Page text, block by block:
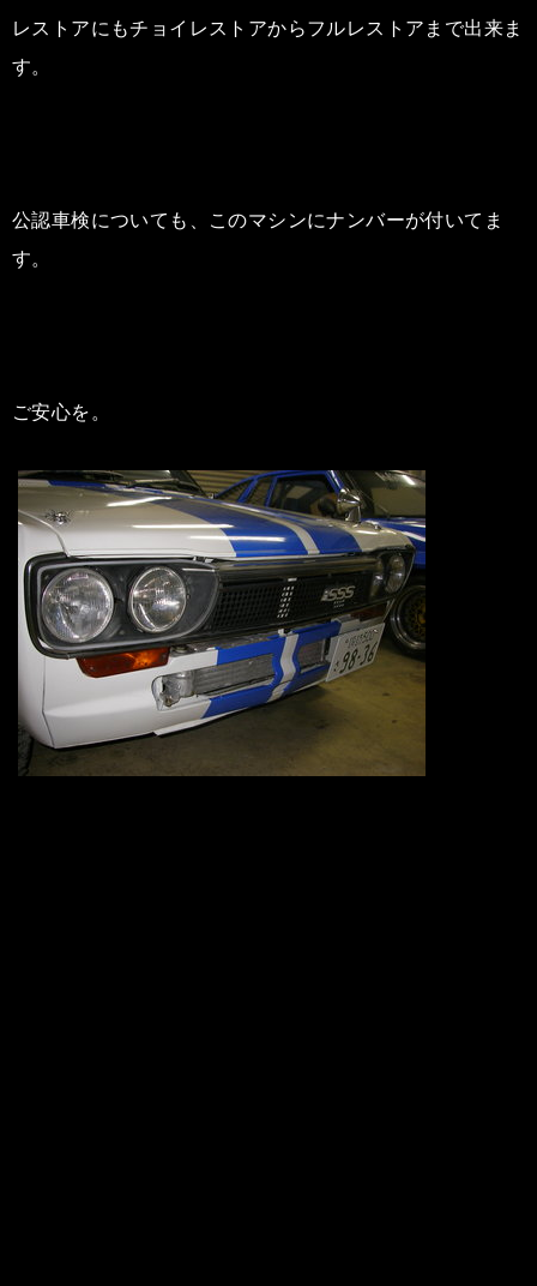
レストアにもチョイレストアからフルレストアまで出来ま
す。
公認車検についても、このマシンにナンバーが付いてま
す。
ご安心を。